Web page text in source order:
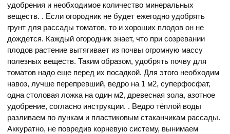
удобрения и необходимое количество минеральных
веществ. . Если огородник не будет ежегодно удобрять
грунт для рассады томатов, то и хороших плодов он не
дождется. Каждый огородник знает, что при созревании
плодов растение вытягивает из почвы огромную массу
полезных веществ. Таким образом, удобрять почву для
томатов надо еще перед их посадкой. Для этого необходим
навоз, лучше перепревший, ведро на 1 м2, суперфосфат,
одна столовая ложка на один м2, древесная зола, азотное
удобрение, согласно инструкции. . Ведро тёплой воды
разливаем по лункам и пластиковым стаканчикам рассады.
Аккуратно, не повредив корневую систему, вынимаем